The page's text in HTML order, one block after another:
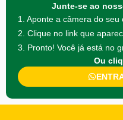
Junte-se ao
1. Aponte a câmera do seu
2. Clique no link que
3. Pronto! Você já está no
Ou